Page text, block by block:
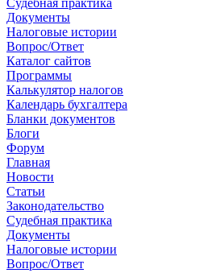
Судебная практика
Документы
Налоговые истории
Вопрос/Ответ
Каталог сайтов
Программы
Калькулятор налогов
Календарь бухгалтера
Бланки документов
Блоги
Форум
Главная
Новости
Cтатьи
Законодательство
Судебная практика
Документы
Налоговые истории
Вопрос/Ответ